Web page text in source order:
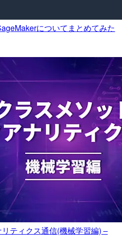
についてまとめてみた
ティクス通信(機械学習編) –